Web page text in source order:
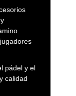
pádel y el
calidad